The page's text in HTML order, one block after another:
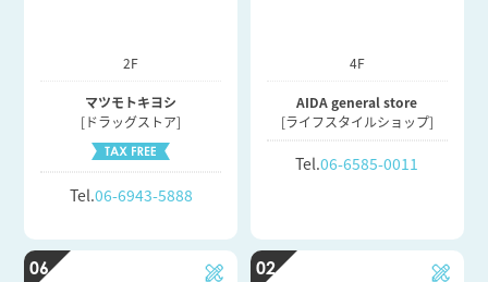
2F
マツモトキヨシ
[ドラッグストア]
Tel.06-6943-5888
4F
AIDA general store
[ライフスタイルショップ]
Tel.06-6585-0011
06 02